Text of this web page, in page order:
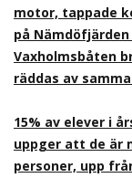
motor, tappade
på
Vaxholmsbåten
räddas av
15% av elever i
uppger att de är
personer, upp